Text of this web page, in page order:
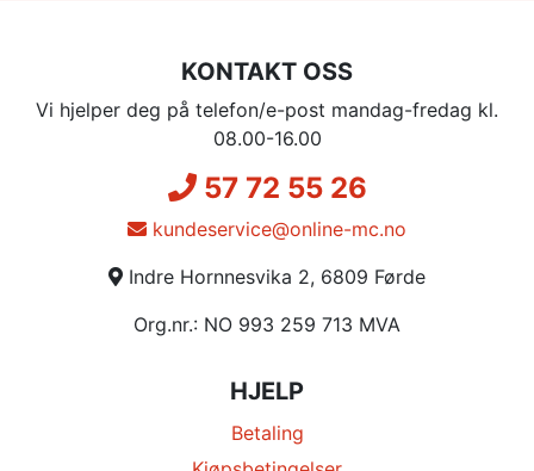
KONTAKT OSS
Vi hjelper deg på telefon/e-post mandag-fredag kl.
08.00-16.00
57 72 55 26
kundeservice@online-mc.no
Indre Hornnesvika 2, 6809 Førde
Org.nr.: NO 993 259 713 MVA
HJELP
Betaling